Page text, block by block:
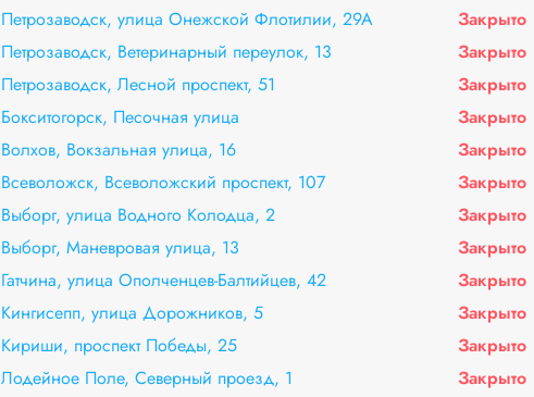
Петрозаводск, улица Онежской Флотилии, 29А Закрыто
Петрозаводск, Ветеринарный переулок, 13 Закрыто
Петрозаводск, Лесной проспект, 51 Закрыто
Бокситогорск, Песочная улица Закрыто
Волхов, Вокзальная улица, 16 Закрыто
Всеволожск, Всеволожский проспект, 107 Закрыто
Выборг, улица Водного Колодца, 2 Закрыто
Выборг, Маневровая улица, 13 Закрыто
Гатчина, улица Ополченцев-Балтийцев, 42 Закрыто
Кингисепп, улица Дорожников, 5 Закрыто
Кириши, проспект Победы, 25 Закрыто
Лодейное Поле, Северный проезд, 1 Закрыто